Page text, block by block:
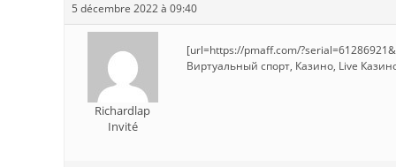
5 décembre 2022 à 09:40
Richardlap
Invité
[url=https://pmaff.com/
Виртуальный спорт, Казино, Live